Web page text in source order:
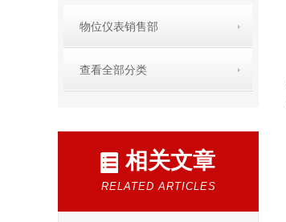
物位仪表销售部
查看全部分类
相关文章
RELATED ARTICLES